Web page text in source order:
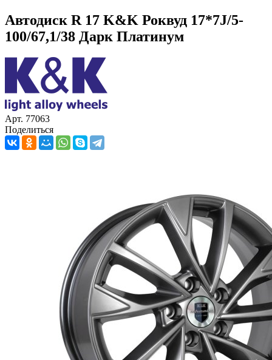
Автодиск R 17 K&K Роквуд 17*7J/5-
100/67,1/38 Дарк Платинум
Арт. 77063
Поделиться